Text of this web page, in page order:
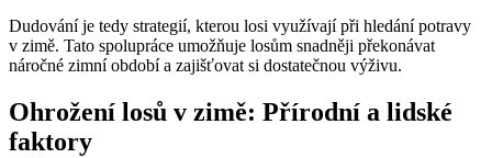
Dudování je tedy strategií, kterou losi využívají při hledání potravy
v zimě. Tato spolupráce umožňuje losům snadněji překonávat
náročné zimní období a zajišťovat si dostatečnou výživu.
Ohrožení losů v zimě: Přírodní a lidské
faktory